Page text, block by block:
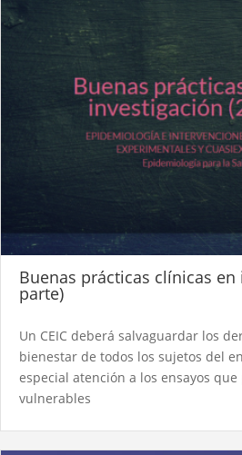
Buenas prácticas clínicas
parte)
Un CEIC deberá salvaguardar los
bienestar de todos los sujetos del
especial atención a los ensayos
vulnerables